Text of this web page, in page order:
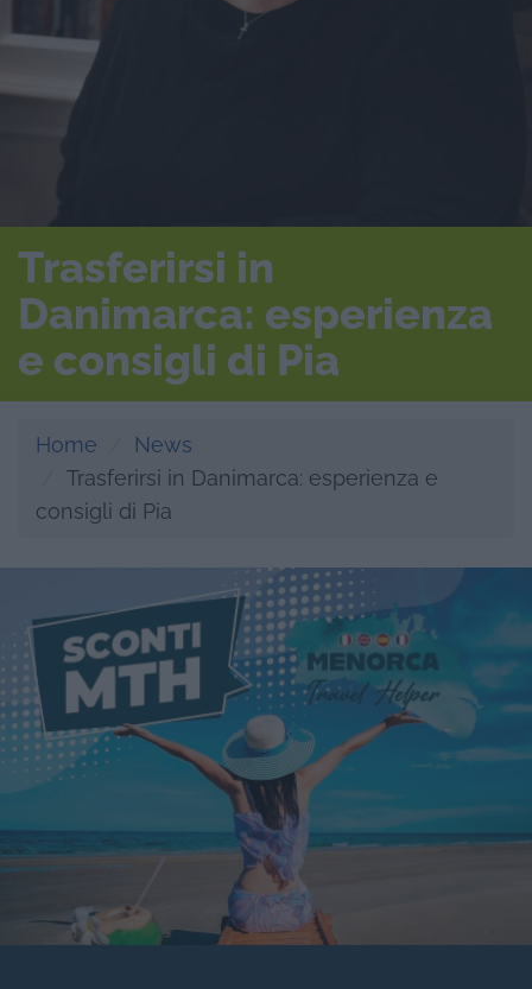
Trasferirsi in
Danimarca: esperienza
e consigli di Pia
Home
News
Trasferirsi in Danimarca: esperienza e
consigli di Pia